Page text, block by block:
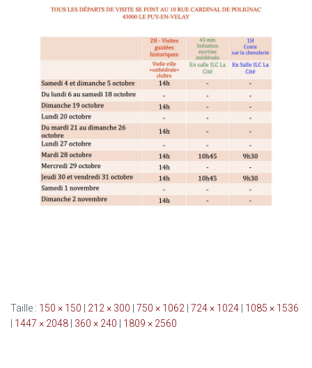
Taille : 150 × 150 | 212 × 300 | 750 × 1062 | 724 × 1024 | 1085 × 1536
| 1447 × 2048 | 360 × 240 | 1809 × 2560